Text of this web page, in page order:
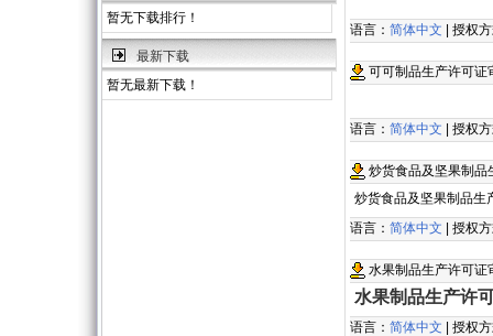
暂无下载排行！
最新下载
暂无最新下载！
语言： 简体中文 | 授权
可可制品生产许可证
语言： 简体中文 | 授权
炒货食品及坚果制品
炒货食品及坚果制品生
语言： 简体中文 | 授权
水果制品生产许可证
水果制品生产许
语言： 简体中文 | 授权